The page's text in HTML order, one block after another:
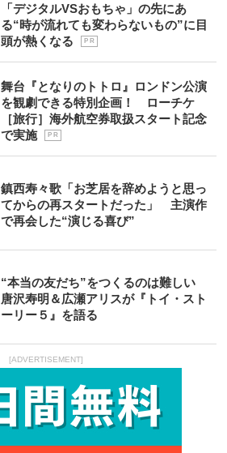
「デジタルVSおもちゃ」の先にあ
る“時が流れても変わらないもの”に目
頭が熱くなる
P R
舞台『となりのトトロ』ロンドン公演
を観劇できる特別企画！ ローチケ
［旅行］海外航空券取扱スタート記念
で実施
P R
鎮西寿々歌「お芝居を辞めようと思っ
てからの再スタートだった」 主演作
で再会した“演じる喜び”
“本当の友だち”をつくるのは難しい
唐沢寿明＆広瀬アリスが『トイ・スト
ーリー５』を語る
[ADVERTISEMENT]